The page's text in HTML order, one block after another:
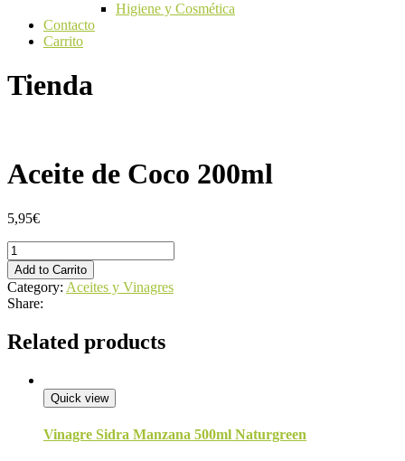
Higiene y Cosmética
Contacto
Carrito
Tienda
Aceite de Coco 200ml
5,95€
Aceite
de
Coco
200ml
quantity
Add to Carrito
Category: Aceites y Vinagres
Share:
Related products
Quick view
Vinagre Sidra Manzana 500ml Naturgreen